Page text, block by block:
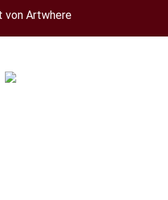
von Artwhere